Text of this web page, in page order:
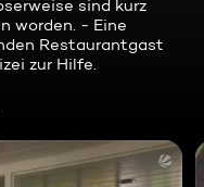
sind kurz
worden. - Eine
Restaurantgast
zur Hilfe.